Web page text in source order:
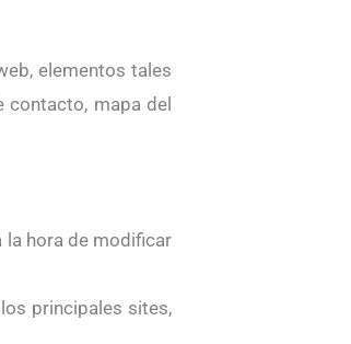
elementos tales
mapa del
la hora de modificar
principales sites,